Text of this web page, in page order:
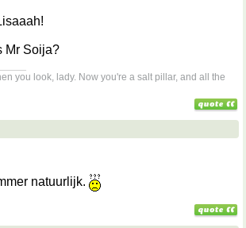
Mr Soija?
you look, lady. Now you're a salt pillar, and all the
natuurlijk.